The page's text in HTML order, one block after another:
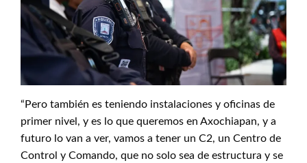
“Pero también es teniendo instalaciones y oficinas de
primer nivel, y es lo que queremos en Axochiapan, y a
futuro lo van a ver, vamos a tener un C2, un Centro de
Control y Comando, que no solo sea de estructura y se